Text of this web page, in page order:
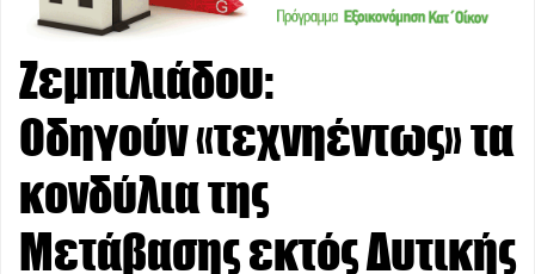
Ζεμπιλιάδου:
Οδηγούν «τεχνηέντως» τα
κονδύλια της
Μετάβασης εκτός Δυτικής